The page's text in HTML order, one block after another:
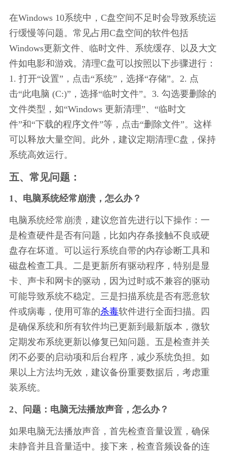
在Windows 10系统中，C盘空间不足时会导致系统运
行缓慢等问题。常见占用C盘空间的软件包括
Windows更新文件、临时文件、系统缓存、以及大文
件如电影和游戏。清理C盘可以按照以下步骤进行：
1. 打开“设置”，点击“系统”，选择“存储”。2. 点
击“此电脑 (C:)”，选择“临时文件”。3. 勾选要删除的
文件类型，如“Windows 更新清理”、“临时文
件”和“下载的程序文件”等，点击“删除文件”。这样
可以释放大量空间。此外，建议定期清理C盘，保持
系统高效运行。
五、常见问题：
1、电脑系统经常崩溃，怎么办？
电脑系统经常崩溃，建议您首先进行以下操作：一
是检查硬件是否有问题，比如内存条接触不良或硬
盘存在坏道。可以运行系统自带的内存诊断工具和
磁盘检查工具。二是更新所有驱动程序，特别是显
卡、声卡和网卡的驱动，因为过时或不兼容的驱动
可能导致系统不稳定。三是扫描系统是否有恶意软
件或病毒，使用可靠的杀毒软件进行全面扫描。四
是确保系统和所有软件均已更新到最新版本，微软
定期发布系统更新以修复已知问题。五是检查并关
闭不必要的启动项和后台程序，减少系统负担。如
果以上方法均无效，建议备份重要数据后，考虑重
装系统。
2、问题：电脑无法播放声音，怎么办？
如果电脑无法播放声音，首先检查音量设置，确保
未静音并且音量适中。接下来，检查音频设备的连